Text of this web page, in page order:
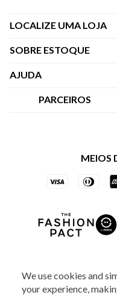
We use cookies and
your experience,
LOCALIZE UMA LOJA
SOBRE ESTOQUE
Quem Somos
AJUDA
Central de Atendimento
Trocas e Devoluções
PARCEIROS
Vai de Visa
Azul Fidelidade
MEIOS